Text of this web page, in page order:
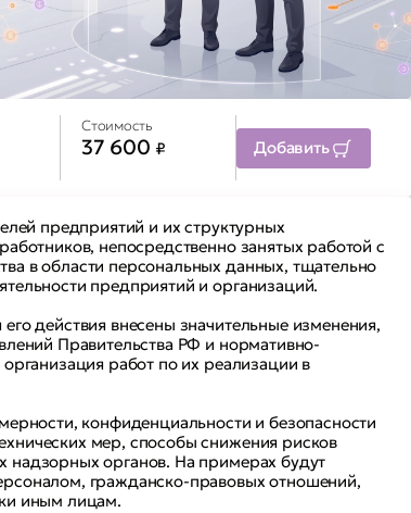
Стоимость
37 600₽ Добавить
предприятий и их структурных
непосредственно занятых работой с
в области персональных данных, тщательно
предприятий и организаций.
действия внесены значительные изменения,
Правительства РФ и нормативно-
работ по их реализации в
конфиденциальности и безопасности
мер, способы снижения рисков
надзорных органов. На примерах будут
гражданско-правовых отношений,
иным лицам.